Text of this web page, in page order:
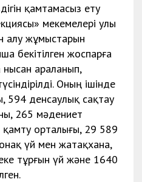
қамтамасыз ету
мекемелері улы
алу жұмыстарын
бекітілген жоспарға
араланып,
Оның ішінде
594 денсаулық сақтау
265 мәдениет
орталығы, 29 589
үй мен жатақхана,
тұрғын үй және 1640